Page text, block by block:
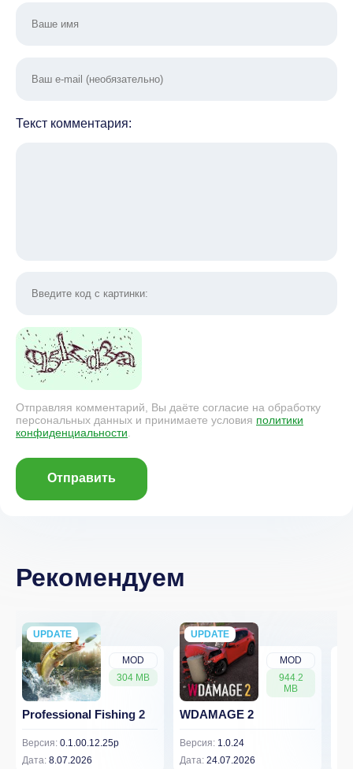
Текст комментария:
Отправляя комментарий, Вы даёте согласие на обработку
персональных данных и принимаете условия политики
конфиденциальности.
Отправить
Рекомендуем
MOD
304 MB
UPDATE
NEW
Professional Fishing 2
Версия: 0.1.00.12.25p
Дата: 8.07.2026
MOD
944.2
MB
UPDATE
NEW
WDAMAGE 2
Версия: 1.0.24
Дата: 24.07.2026